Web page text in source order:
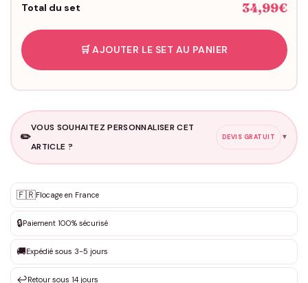
Total du set 34,99€
🛒 AJOUTER LE SET AU PANIER
✏️
VOUS SOUHAITEZ PERSONNALISER CET
ARTICLE ?
DEVIS GRATUIT ▼
✨ Personnalisation sur mesure
DEVIS GRATUIT · Personnalisation de 3 à 10€ selon la demande
Que souhaitez-vous ?*
🇫🇷Flocage en France
🔒Paiement 100% sécurisé
🚚Expédié sous 3-5 jours
↩️Retour sous 14 jours